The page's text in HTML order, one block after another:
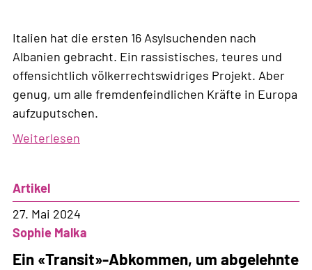
Italien hat die ersten 16 Asylsuchenden nach
Albanien gebracht. Ein rassistisches, teures und
offensichtlich völkerrechtswidriges Projekt. Aber
genug, um alle fremdenfeindlichen Kräfte in Europa
aufzuputschen.
Weiterlesen
europäischen
Projekts
Artikel
27. Mai 2024
Sophie Malka
Ein «Transit»-Abkommen, um abgelehnte